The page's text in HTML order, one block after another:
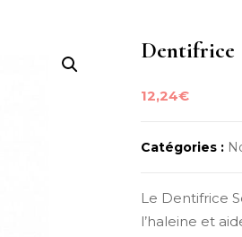
Dentifrice
12,24€
Catégories :
Le Dentifrice
l’haleine et